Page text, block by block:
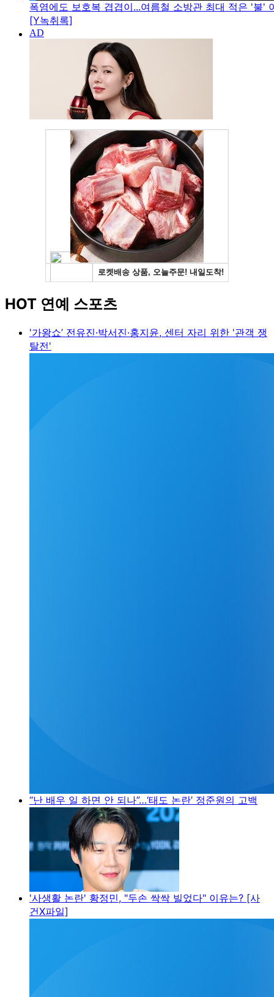
폭염에도 보호복 겹겹이...여름철 소방관 최대 적은 '불'
[Y녹취록]
HOT 연예 스포츠
'가왕쇼’ 전유진·박서진·홍지윤, 센터 자리 위한 '관객 쟁
탈전'
“난 배우 일 하면 안 되나”…‘태도 논란’ 정준원의 고백
'사생활 논란' 황정민, "두손 싹싹 빌었다" 이유는? [사
건X파일]